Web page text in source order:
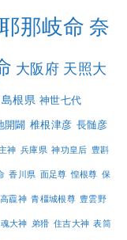
那岐命 奈
大阪府 天照大
島根県 神世七代
開闢 椎根津彦 長髄彦
神 兵庫県 神功皇后 豊斟
香川県 面足尊 惶根尊 保
高龗神 青橿城根尊 豊雲野
大神 弟猾 住吉大神 表筒